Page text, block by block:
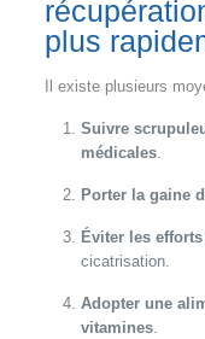
plus
Il existe plusieurs
Suivre
médicales.
Porter la gaine
Éviter les
cicatrisation.
Adopter une
vitamines.